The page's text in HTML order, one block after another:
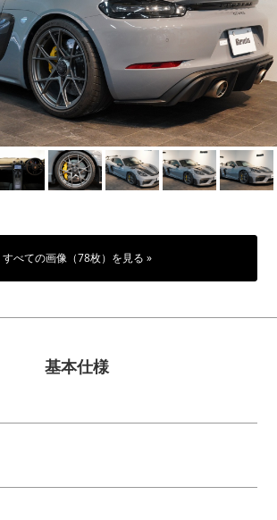
すべての画像（78枚）を見る »
基本仕様